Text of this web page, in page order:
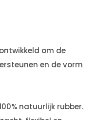
om de
en de vorm
natuurlijk rubber.